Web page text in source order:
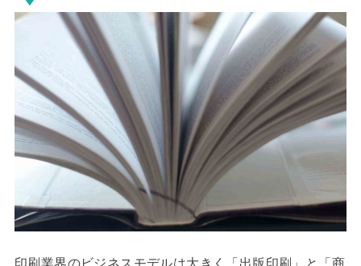
印刷業界のビジネスモデルは大きく「出版印刷」と「商